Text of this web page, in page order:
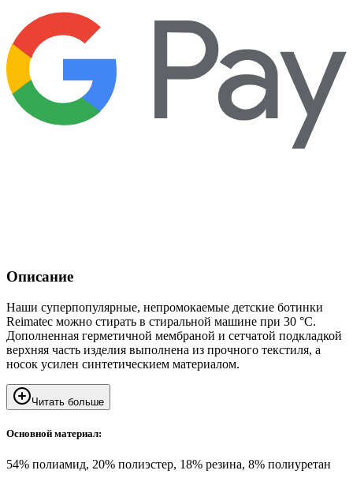
Описание
Наши суперпопулярные, непромокаемые детские ботинки
Reimatec можно стирать в стиральной машине при 30 °C.
Дополненная герметичной мембраной и сетчатой подкладкой
верхняя часть изделия выполнена из прочного текстиля, а
носок усилен синтетическием материалом.
Читать больше
Основной материал:
54% полиамид, 20% полиэстер, 18% резина, 8% полиуретан